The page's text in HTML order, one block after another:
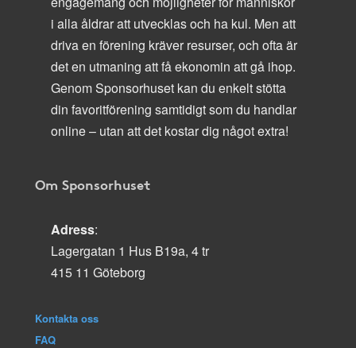
i alla åldrar att utvecklas och ha kul. Men att
driva en förening kräver resurser, och ofta är
det en utmaning att få ekonomin att gå ihop.
Genom Sponsorhuset kan du enkelt stötta
din favoritförening samtidigt som du handlar
online – utan att det kostar dig något extra!
Om Sponsorhuset
Adress:
Lagergatan 1 Hus B19a, 4 tr
415 11 Göteborg
Kontakta oss
FAQ